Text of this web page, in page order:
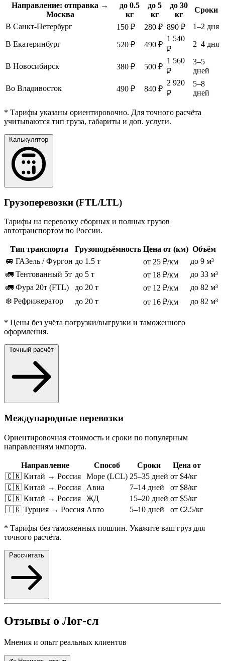
Направление: отправка →
Москва
до 0.5
кг
до 5
кг
до 30
кг
Сроки
В Санкт-Петербург
150 ₽ 280 ₽ 890 ₽ 1–2 дня
В Екатеринбург 520 ₽ 490 ₽
1 540
₽
2–4 дня
В Новосибирск 380 ₽ 500 ₽
1 560
₽
3–5
дней
Во Владивосток 490 ₽ 840 ₽
2 920
₽
5–8
дней
* Тарифы указаны ориентировочно. Для точного расчёта
учитываются тип груза, габариты и доп. услуги.
Калькулятор
Грузоперевозки (FTL/LTL)
Тарифы на перевозку сборных и полных грузов
автотранспортом по России.
Тип транспорта Грузоподъёмность Цена от (км) Объём
🚐 ГАЗель / Фургон до 1.5 т от 25 ₽/км
до 9 м³
🚛 Тентованный 5т до 5 т от 18 ₽/км
до 33 м³
🚛 Фура 20т (FTL)
до 20 т от 12 ₽/км
до 82 м³
❄️ Рефрижератор
до 20 т от 16 ₽/км до 82 м³
* Цены без учёта погрузки/выгрузки и таможенного
оформления.
Точный расчёт
Международные перевозки
Ориентировочная стоимость и сроки по популярным
направлениям импорта.
Направление Способ Сроки
Цена от
🇨🇳 Китай → Россия
Море (LCL) 25–35 дней от $4/кг
🇨🇳 Китай → Россия
Авиа 7–14 дней
от $8/кг
🇨🇳 Китай → Россия
ЖД 15–20 дней от $5/кг
🇹🇷 Турция → Россия Авто 5–10 дней от €2.5/кг
* Тарифы без таможенных пошлин. Укажите ваш груз для
точного расчёта.
Рассчитать
Отзывы о Лог-сл
Мнения и опыт реальных клиентов